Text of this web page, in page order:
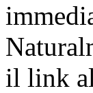
il link